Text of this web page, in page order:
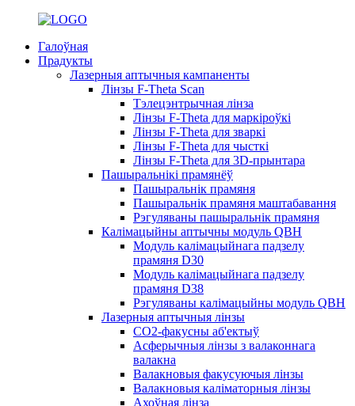
Галоўная
Прадукты
Лазерныя аптычныя кампаненты
Лінзы F-Theta Scan
Тэлецэнтрычная лінза
Лінзы F-Theta для маркіроўкі
Лінзы F-Theta для зваркі
Лінзы F-Theta для чысткі
Лінзы F-Theta для 3D-прынтара
Пашыральнікі прамянёў
Пашыральнік прамяня
Пашыральнік прамяня маштабавання
Рэгуляваны пашыральнік прамяня
Калімацыйны аптычны модуль QBH
Модуль калімацыйнага падзелу
прамяня D30
Модуль калімацыйнага падзелу
прамяня D38
Рэгуляваны калімацыйны модуль QBH
Лазерныя аптычныя лінзы
CO2-факусны аб'ектыў
Асферычныя лінзы з валаконнага
валакна
Валакновыя факусуючыя лінзы
Валакновыя каліматорныя лінзы
Ахоўная лінза